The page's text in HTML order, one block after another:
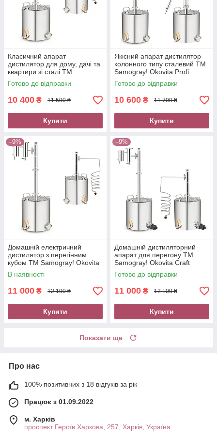
Класичний апарат
дистилятор для дому, дачі та
квартири зі сталі TM
Samogray! Okovita Craft
Готово до відправки
10 400 ₴ 11 500 ₴
Купити
Якісний апарат дистилятор
колонного типу сталевий TM
Samogray! Okovita Profi
Готово до відправки
10 600 ₴ 11 700 ₴
Купити
–9%
Домашній електричний
дистилятор з перегінним
кубом TM Samogray! Okovita
Craft електро
В наявності
11 000 ₴ 12 100 ₴
Купити
–9%
Домашній дистиляторний
апарат для перегону TM
Samogray! Okovita Craft
електро з нержавіючої сталі
Готово до відправки
11 000 ₴ 12 100 ₴
Купити
Показати ще
Про нас
100% позитивних з 18 відгуків за рік
Працює з 01.09.2022
м. Харків
проспект Героїв Харкова, 257, Харків, Україна